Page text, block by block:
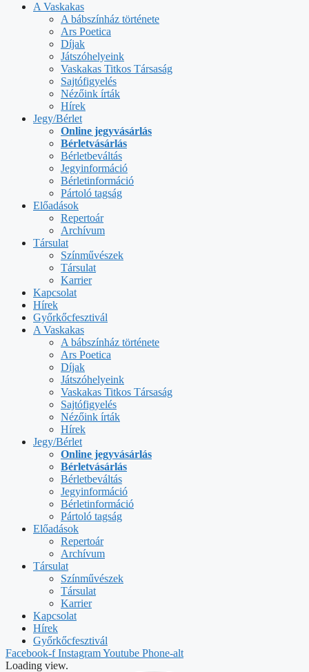
A Vaskakas
A bábszínház története
Ars Poetica
Díjak
Játszóhelyeink
Vaskakas Titkos Társaság
Sajtófigyelés
Nézőink írták
Hírek
Jegy/Bérlet
Online jegyvásárlás
Bérletvásárlás
Bérletbeváltás
Jegyinformáció
Bérletinformáció
Pártoló tagság
Előadások
Repertoár
Archívum
Társulat
Színművészek
Társulat
Karrier
Kapcsolat
Hírek
Győrkőcfesztivál
A Vaskakas
A bábszínház története
Ars Poetica
Díjak
Játszóhelyeink
Vaskakas Titkos Társaság
Sajtófigyelés
Nézőink írták
Hírek
Jegy/Bérlet
Online jegyvásárlás
Bérletvásárlás
Bérletbeváltás
Jegyinformáció
Bérletinformáció
Pártoló tagság
Előadások
Repertoár
Archívum
Társulat
Színművészek
Társulat
Karrier
Kapcsolat
Hírek
Győrkőcfesztivál
Facebook-f InstagramYoutube Phone-alt
Loading view.